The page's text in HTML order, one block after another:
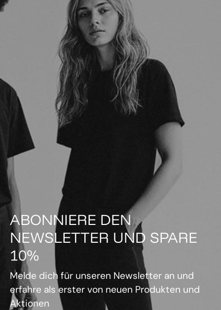
ABONNIERE DEN
NEWSLETTER UND SPARE
10%
Melde dich für unseren Newsletter an und
erfahre als erster von neuen Produkten und
Aktionen